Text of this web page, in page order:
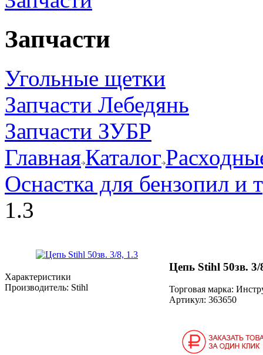
Запчасти
Угольные щетки
Запчасти Лебедянь
Запчасти ЗУБР
ГлавнаяКаталог
Оснастка для бензопил и
1.3
Характеристики
Производитель: Stihl
Цепь Stihl 50зв. 3/
Торговая марка:
Артикул: 363650